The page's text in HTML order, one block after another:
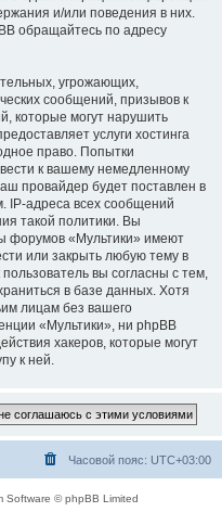
и/или поведения в них.
обращайтесь по адресу
угрожающих,
сообщений, призывов к
которые могут нарушить
услуги хостинга
право. Попытки
к вашему немедленному
провайдер будет поставлен в
IP-адреса всех сообщений
такой политики. Вы
форумов «Мультики» имеют
или закрыть любую тему в
вы согласны с тем,
в базе данных. Хотя
лицам без вашего
«Мультики», ни phpBB
хакеров, которые могут
к ней.
Часовой пояс: UTC+03:00
Software © phpBB Limited